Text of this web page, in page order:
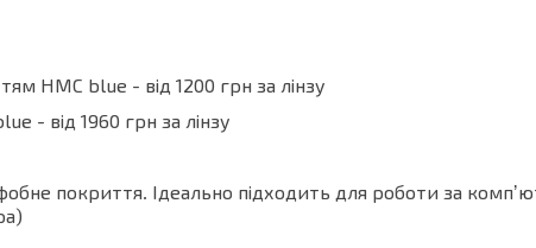
HMC blue - від 1200 грн за лінзу
- від 1960 грн за лінзу
покриття. Ідеально підходить для роботи за